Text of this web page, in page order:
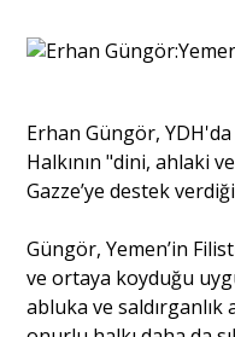
Erhan Güngör, YDH'da
Halkının "dini, ahlaki
Gazze’ye destek
Güngör, Yemen’in
ve ortaya koyduğu
abluka ve saldırganlık